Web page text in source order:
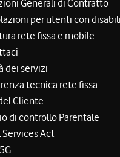
Generali di Contratto
per utenti con
rete fissa e mobile
dei servizi
tecnica rete fissa
Cliente
di controllo Parentale
Services Act